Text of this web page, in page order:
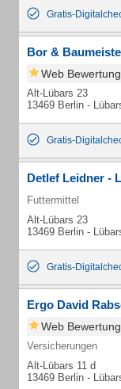
Gratis-
Bor &
Web
Alt-Lübars 23
13469 Berlin -
Gratis-
Detlef Leidner -
Futtermittel
Alt-Lübars 23
13469 Berlin -
Gratis-
Ergo David
Web
Versicherungen
Alt-Lübars 11 d
13469 Berlin -